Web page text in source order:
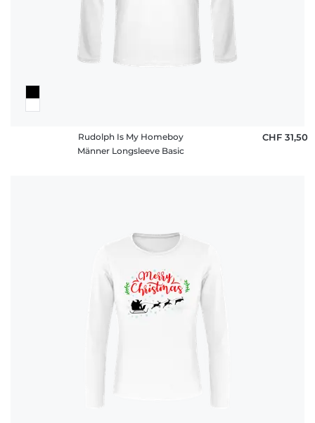
Rudolph Is My Homeboy
Männer Longsleeve Basic
CHF 31,50